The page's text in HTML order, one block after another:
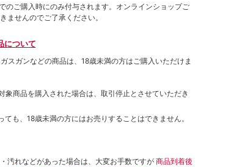
のご購⼊時にのみ付与されます。オンラインショップご
ませんのでご了承ください。
について
スガンなどの商品は、18歳未満の方はご購入いただけま
象商品を購入された場合は、取引停止とさせていただき
も、18歳未満の方にはお売りすることはできません。
汚れなどがあった場合は、大変お手数ですが 商品到着後